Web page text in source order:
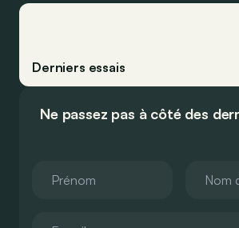
Derniers essais
Ne passez pas à côté des